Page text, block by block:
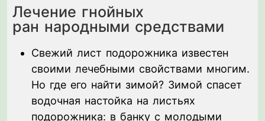
Лечение гнойных
ран народными средствами
Свежий лист подорожника известен
своими лечебными свойствами многим.
Но где его найти зимой? Зимой спасет
водочная настойка на листьях
подорожника: в банку с молодыми